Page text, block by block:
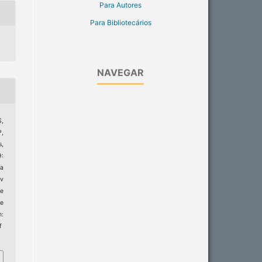
Para Autores
Para Bibliotecários
NAVEGAR